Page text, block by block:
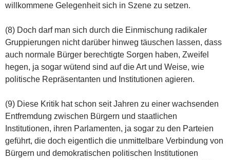
willkommene Gelegenheit sich in Szene zu setzen.
(8) Doch darf man sich durch die Einmischung radikaler
Gruppierungen nicht darüber hinweg täuschen lassen, dass
auch normale Bürger berechtigte Sorgen haben, Zweifel
hegen, ja sogar wütend sind auf die Art und Weise, wie
politische Repräsentanten und Institutionen agieren.
(9) Diese Kritik hat schon seit Jahren zu einer wachsenden
Entfremdung zwischen Bürgern und staatlichen
Institutionen, ihren Parlamenten, ja sogar zu den Parteien
geführt, die doch eigentlich die unmittelbare Verbindung von
Bürgern und demokratischen politischen Institutionen